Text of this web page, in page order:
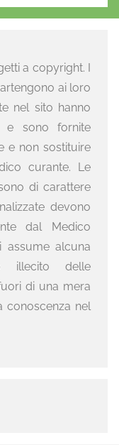
a copyright. I
ai loro
nel sito hanno
e sono fornite
e non sostituire
curante. Le
di carattere
devono
dal Medico
assume alcuna
illecito delle
di una mera
conoscenza nel